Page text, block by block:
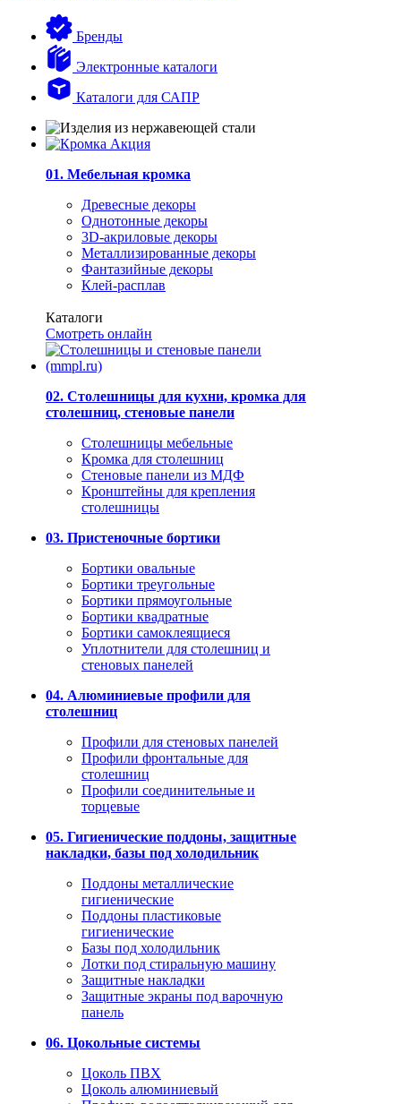
Бренды
Электронные каталоги
Каталоги для САПР
01. Мебельная кромка
Древесные декоры
Однотонные декоры
3D-акриловые декоры
Металлизированные декоры
Фантазийные декоры
Клей-расплав
Каталоги
Смотреть онлайн
02. Столешницы для кухни, кромка для
столешниц, стеновые панели
Столешницы мебельные
Кромка для столешниц
Стеновые панели из МДФ
Кронштейны для крепления
столешницы
03. Пристеночные бортики
Бортики овальные
Бортики треугольные
Бортики прямоугольные
Бортики квадратные
Бортики самоклеящиеся
Уплотнители для столешниц и
стеновых панелей
04. Алюминиевые профили для
столешниц
Профили для стеновых панелей
Профили фронтальные для
столешниц
Профили соединительные и
торцевые
05. Гигиенические поддоны, защитные
накладки, базы под холодильник
Поддоны металлические
гигиенические
Поддоны пластиковые
гигиенические
Базы под холодильник
Лотки под стиральную машину
Защитные накладки
Защитные экраны под варочную
панель
06. Цокольные системы
Цоколь ПВХ
Цоколь алюминиевый